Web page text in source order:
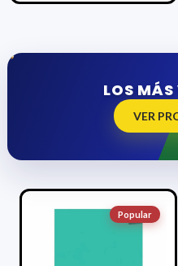
LOS
VER
Popular